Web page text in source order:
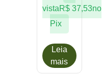
vistaR$ 37,53no
Pix
Leia
mais